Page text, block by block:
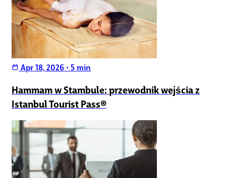
calendar_today Apr 18, 2026 • 5 min
Hammam w Stambule: przewodnik wejścia z
Istanbul Tourist Pass®